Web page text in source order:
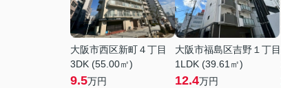
大阪市西区新町４丁目
3DK (55.00㎡)
9.5万円
大阪市福島区吉野１丁目
1LDK (39.61㎡)
12.4万円